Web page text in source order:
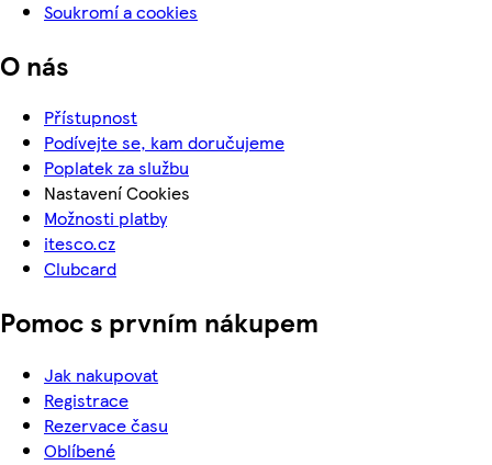
Soukromí a cookies
O nás
Přístupnost
Podívejte se, kam doručujeme
Poplatek za službu
Nastavení Cookies
Možnosti platby
itesco.cz
Clubcard
Pomoc s prvním nákupem
Jak nakupovat
Registrace
Rezervace času
Oblíbené